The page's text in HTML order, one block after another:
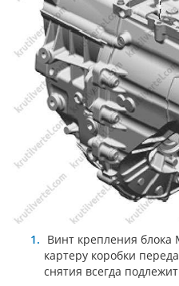
Винт крепления блока
картеру коробки
снятия всегда